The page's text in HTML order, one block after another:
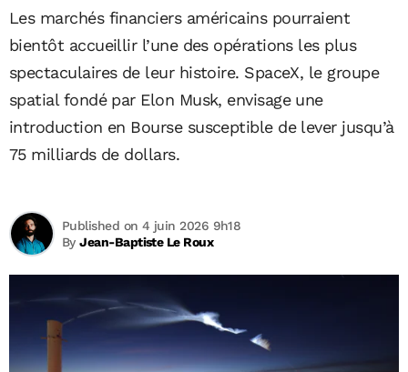
Les marchés financiers américains pourraient
bientôt accueillir l’une des opérations les plus
spectaculaires de leur histoire. SpaceX, le groupe
spatial fondé par Elon Musk, envisage une
introduction en Bourse susceptible de lever jusqu’à
75 milliards de dollars.
ByJean-Baptiste Le Roux
Published on 4 juin 2026 9h18